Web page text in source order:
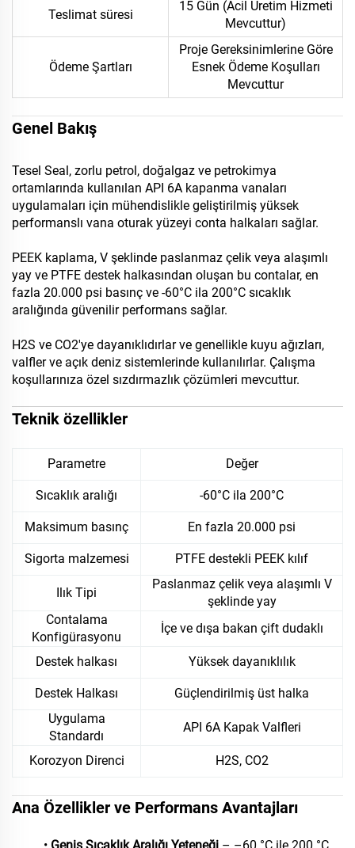
Teslimat süresi
15 Gün (Acil Üretim Hizmeti
Mevcuttur)
Ödeme Şartları
Proje Gereksinimlerine Göre
Esnek Ödeme Koşulları
Mevcuttur
Genel Bakış
Tesel Seal, zorlu petrol, doğalgaz ve petrokimya
ortamlarında kullanılan API 6A kapanma vanaları
uygulamaları için mühendislikle geliştirilmiş yüksek
performanslı vana oturak yüzeyi conta halkaları sağlar.
PEEK kaplama, V şeklinde paslanmaz çelik veya alaşımlı
yay ve PTFE destek halkasından oluşan bu contalar, en
fazla 20.000 psi basınç ve -60°C ila 200°C sıcaklık
aralığında güvenilir performans sağlar.
H2S ve CO2'ye dayanıklıdırlar ve genellikle kuyu ağızları,
valfler ve açık deniz sistemlerinde kullanılırlar. Çalışma
koşullarınıza özel sızdırmazlık çözümleri mevcuttur.
Teknik özellikler
Parametre Değer
Sıcaklık aralığı -60°C ila 200°C
Maksimum basınç En fazla 20.000 psi
Sigorta malzemesi PTFE destekli PEEK kılıf
Ilık Tipi
Paslanmaz çelik veya alaşımlı V
şeklinde yay
Contalama
Konfigürasyonu
İçe ve dışa bakan çift dudaklı
Destek halkası Yüksek dayanıklılık
Destek Halkası
Güçlendirilmiş üst halka
Uygulama
Standardı
API 6A Kapak Valfleri
Korozyon Direnci H2S, CO2
Ana Özellikler ve Performans Avantajları